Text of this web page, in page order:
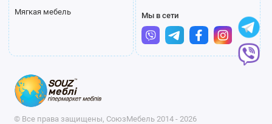
Мягкая мебель
Мы в сети
© Все права защищены, СоюзМебель 2014 - 2026